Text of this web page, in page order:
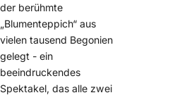
der berühmte
„Blumenteppich“ aus
vielen tausend Begonien
gelegt - ein
beeindruckendes
Spektakel, das alle zwei